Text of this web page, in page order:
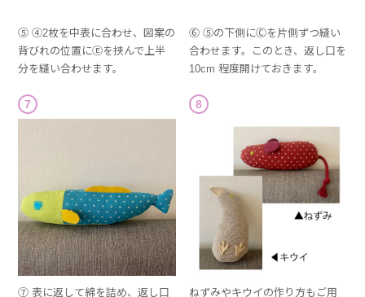
⑤ ④2枚を中表に合わせ、図案の
背びれの位置にⒺを挟んで上半
分を縫い合わせます。
⑥ ⑤の下側にⒸを片側ずつ縫い
合わせます。このとき、返し口を
10cm 程度開けておきます。
7
⑦ 表に返して綿を詰め、返し口
8
ねずみやキウイの作り方もご用